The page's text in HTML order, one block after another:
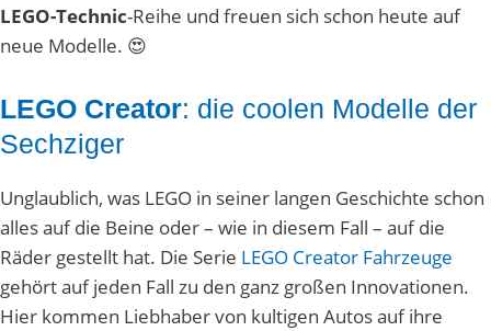
LEGO-Technic-Reihe und freuen sich schon heute auf
neue Modelle. 😍
LEGO Creator: die coolen Modelle der
Sechziger
Unglaublich, was LEGO in seiner langen Geschichte schon
alles auf die Beine oder – wie in diesem Fall – auf die
Räder gestellt hat. Die Serie LEGO Creator Fahrzeuge
gehört auf jeden Fall zu den ganz großen Innovationen.
Hier kommen Liebhaber von kultigen Autos auf ihre